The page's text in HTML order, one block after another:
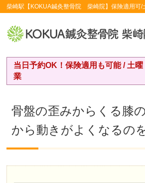
柴崎駅【KOKUA鍼灸整骨院 柴崎院】保険適用可/
当日予約OK！保険適用も可能 / 土
業
骨盤の歪みからくる膝
から動きがよくなるの